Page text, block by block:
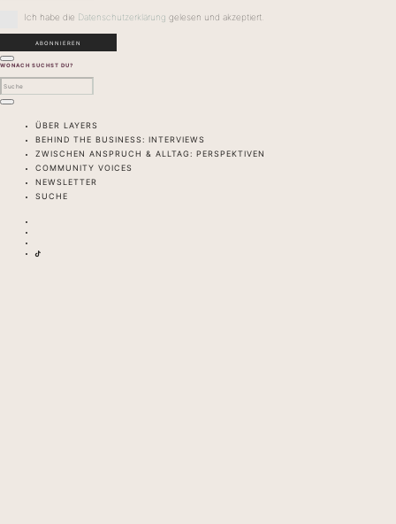
Ich habe die Datenschutzerklärung gelesen und akzeptiert.
WONACH SUCHST DU?
ÜBER LAYERS
BEHIND THE BUSINESS: INTERVIEWS
ZWISCHEN ANSPRUCH & ALLTAG: PERSPEKTIVEN
COMMUNITY VOICES
NEWSLETTER
SUCHE